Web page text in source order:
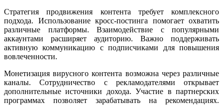
Стратегия продвижения контента требует комплексного
подхода. Использование кросс-постинга помогает охватить
различные платформы. Взаимодействие с популярными
аккаунтами расширяет аудиторию. Важно поддерживать
активную коммуникацию с подписчиками для повышения
вовлеченности.
Монетизация вирусного контента возможна через различные
каналы. Сотрудничество с рекламодателями открывает
дополнительные источники дохода. Участие в партнерских
программах позволяет зарабатывать на рекомендациях.